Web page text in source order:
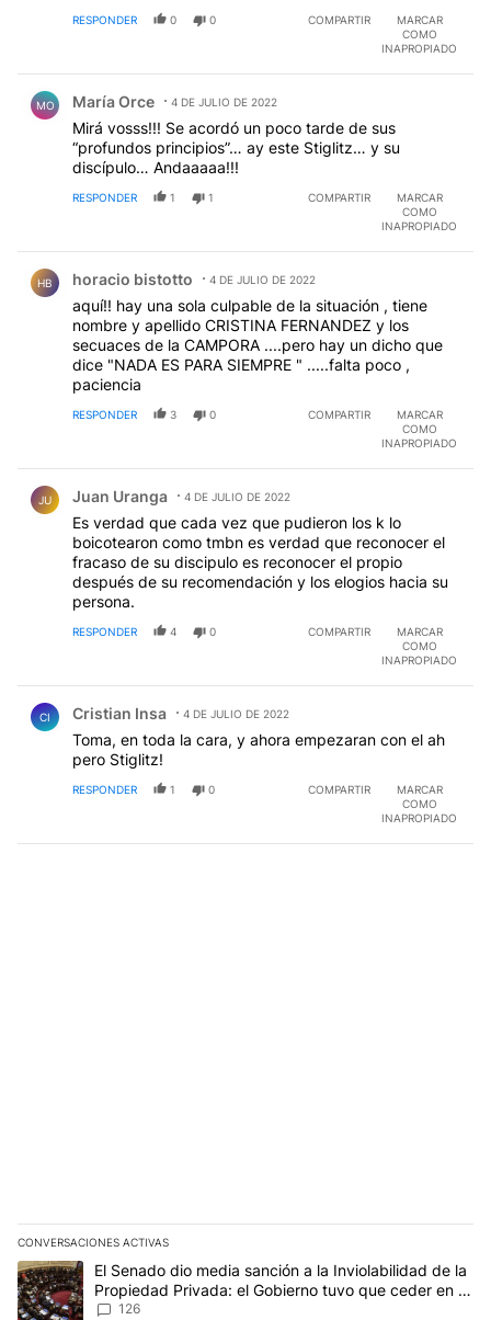
RESPONDER 0 0 COMPARTIR
MARCAR
COMO
INAPROPIADO
MO María Orce 4 DE JULIO DE 2022
Mirá vosss!!! Se acordó un poco tarde de sus
“profundos principios”… ay este Stiglitz… y su
discípulo… Andaaaaa!!!
RESPONDER 1 1 COMPARTIR
MARCAR
COMO
INAPROPIADO
HB horacio bistotto 4 DE JULIO DE 2022
aquí!! hay una sola culpable de la situación , tiene
nombre y apellido CRISTINA FERNANDEZ y los
secuaces de la CAMPORA ....pero hay un dicho que
dice "NADA ES PARA SIEMPRE " .....falta poco ,
paciencia
RESPONDER 3 0 COMPARTIR
MARCAR
COMO
INAPROPIADO
JU Juan Uranga 4 DE JULIO DE 2022
Es verdad que cada vez que pudieron los k lo
boicotearon como tmbn es verdad que reconocer el
fracaso de su discipulo es reconocer el propio
después de su recomendación y los elogios hacia su
persona.
RESPONDER 4 0 COMPARTIR
MARCAR
COMO
INAPROPIADO
CI Cristian Insa 4 DE JULIO DE 2022
Toma, en toda la cara, y ahora empezaran con el ah
pero Stiglitz!
RESPONDER 1 0 COMPARTIR
MARCAR
COMO
INAPROPIADO
CONVERSACIONES ACTIVAS
Este listado muestra los artículos con más comentarios en los
Un artículo de tendencia con el título "El Senado dio media
El Senado dio media sanción a la Inviolabilidad de la
Propiedad Privada: el Gobierno tuvo que ceder en la
Ley del Manejo del Fuego
126